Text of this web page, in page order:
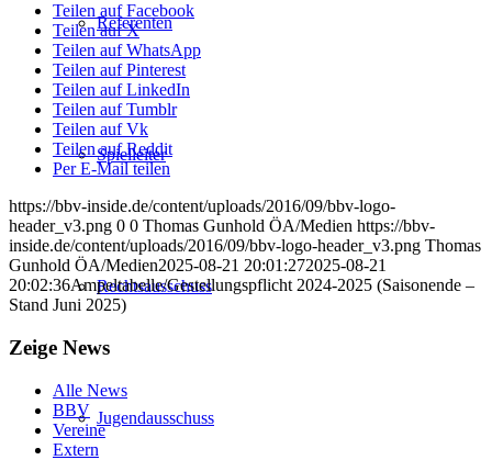
Referenten
Spielleiter
Rechtsausschuss
Jugendausschuss
Teilen auf Facebook
Teilen auf X
Teilen auf WhatsApp
Teilen auf Pinterest
Teilen auf LinkedIn
Teilen auf Tumblr
Teilen auf Vk
Teilen auf Reddit
Per E-Mail teilen
https://bbv-inside.de/content/uploads/2016/09/bbv-logo-
header_v3.png 0 0 Thomas Gunhold ÖA/Medien https://bbv-
inside.de/content/uploads/2016/09/bbv-logo-header_v3.png Thomas
Gunhold ÖA/Medien2025-08-21 20:01:272025-08-21
20:02:36Ampeltabelle/Gestellungspflicht 2024-2025 (Saisonende –
Stand Juni 2025)
Zeige News
Alle News
BBV
Vereine
Extern